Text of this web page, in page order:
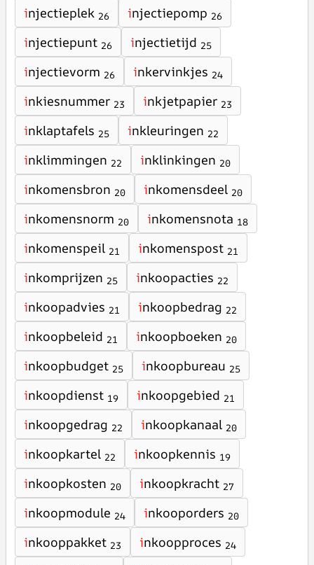
injectieplek 26 injectiepomp 26
injectiepunt 26 injectietijd 25
injectievorm 26 inkervinkjes 24
inkiesnummer 23 inkjetpapier 23
inklaptafels 25 inkleuringen 22
inklimmingen 22 inklinkingen 20
inkomensbron 20 inkomensdeel 20
inkomensnorm 20 inkomensnota 18
inkomenspeil 21 inkomenspost 21
inkomprijzen 25 inkoopacties 22
inkoopadvies 21 inkoopbedrag 22
inkoopbeleid 21 inkoopboeken 20
inkoopbudget 25 inkoopbureau 25
inkoopdienst 19 inkoopgebied 21
inkoopgedrag 22 inkoopkanaal 20
inkoopkartel 22 inkoopkennis 19
inkoopkosten 20 inkoopkracht 27
inkoopmodule 24 inkooporders 20
inkooppakket 23 inkoopproces 24